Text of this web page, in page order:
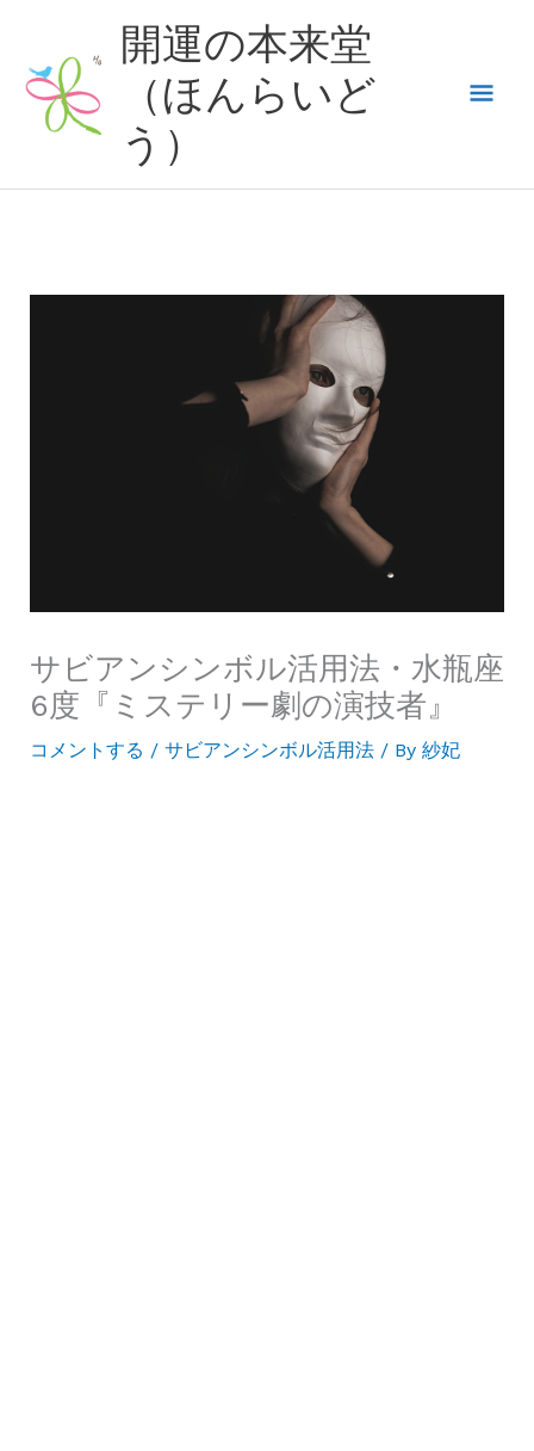
ッ
開運の本来堂
（ほんらいど
う）
メ
サビアンシンボル活用法・水瓶座
6度『ミステリー劇の演技者』
コメントする / サビアンシンボル活用法/ By 紗妃